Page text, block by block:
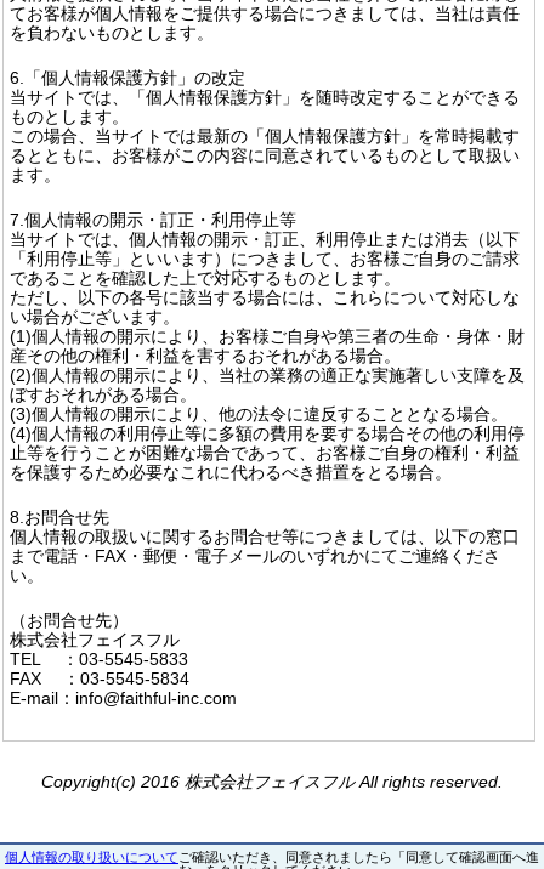
てお客様が個人情報をご提供する場合につきましては、当社は責任
を負わないものとします。
6.「個人情報保護方針」の改定
当サイトでは、「個人情報保護方針」を随時改定することができる
ものとします。
この場合、当サイトでは最新の「個人情報保護方針」を常時掲載す
るとともに、お客様がこの内容に同意されているものとして取扱い
ます。
7.個人情報の開示・訂正・利用停止等
当サイトでは、個人情報の開示・訂正、利用停止または消去（以下
「利用停止等」といいます）につきまして、お客様ご自身のご請求
であることを確認した上で対応するものとします。
ただし、以下の各号に該当する場合には、これらについて対応しな
い場合がございます。
(1)個人情報の開示により、お客様ご自身や第三者の生命・身体・財
産その他の権利・利益を害するおそれがある場合。
(2)個人情報の開示により、当社の業務の適正な実施著しい支障を及
ぼすおそれがある場合。
(3)個人情報の開示により、他の法令に違反することとなる場合。
(4)個人情報の利用停止等に多額の費用を要する場合その他の利用停
止等を行うことが困難な場合であって、お客様ご自身の権利・利益
を保護するため必要なこれに代わるべき措置をとる場合。
8.お問合せ先
個人情報の取扱いに関するお問合せ等につきましては、以下の窓口
まで電話・FAX・郵便・電子メールのいずれかにてご連絡くださ
い。
（お問合せ先）
株式会社フェイスフル
TEL ：03-5545-5833
FAX ：03-5545-5834
E-mail：info@faithful-inc.com
Copyright(c) 2016 株式会社フェイスフル All rights reserved.
個人情報の取り扱いについて ご確認いただき、同意されましたら「同意して確認画面へ進